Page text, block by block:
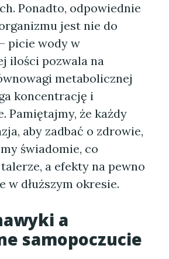
Ponadto, odpowiednie
jest nie do
picie wody w
ilości pozwala na
metabolicznej
koncentrację i
Pamiętajmy, że każdy
aby zadbać o zdrowie,
świadomie, co
a efekty na pewno
w dłuższym okresie.
a
samopoczucie